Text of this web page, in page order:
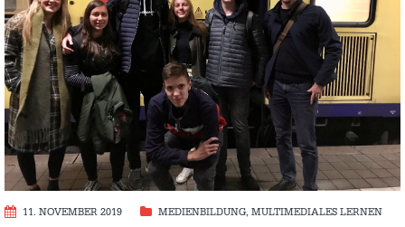
11. NOVEMBER 2019 MEDIENBILDUNG, MULTIMEDIALES LERNEN